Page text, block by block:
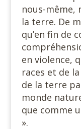
nous-même,
la terre. De
qu’en fin de
en violence,
races et de
de la terre
monde
que comme
».